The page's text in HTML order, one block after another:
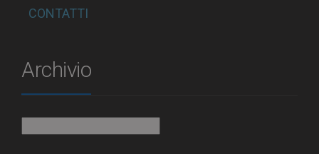
CONTATTI
Archivio